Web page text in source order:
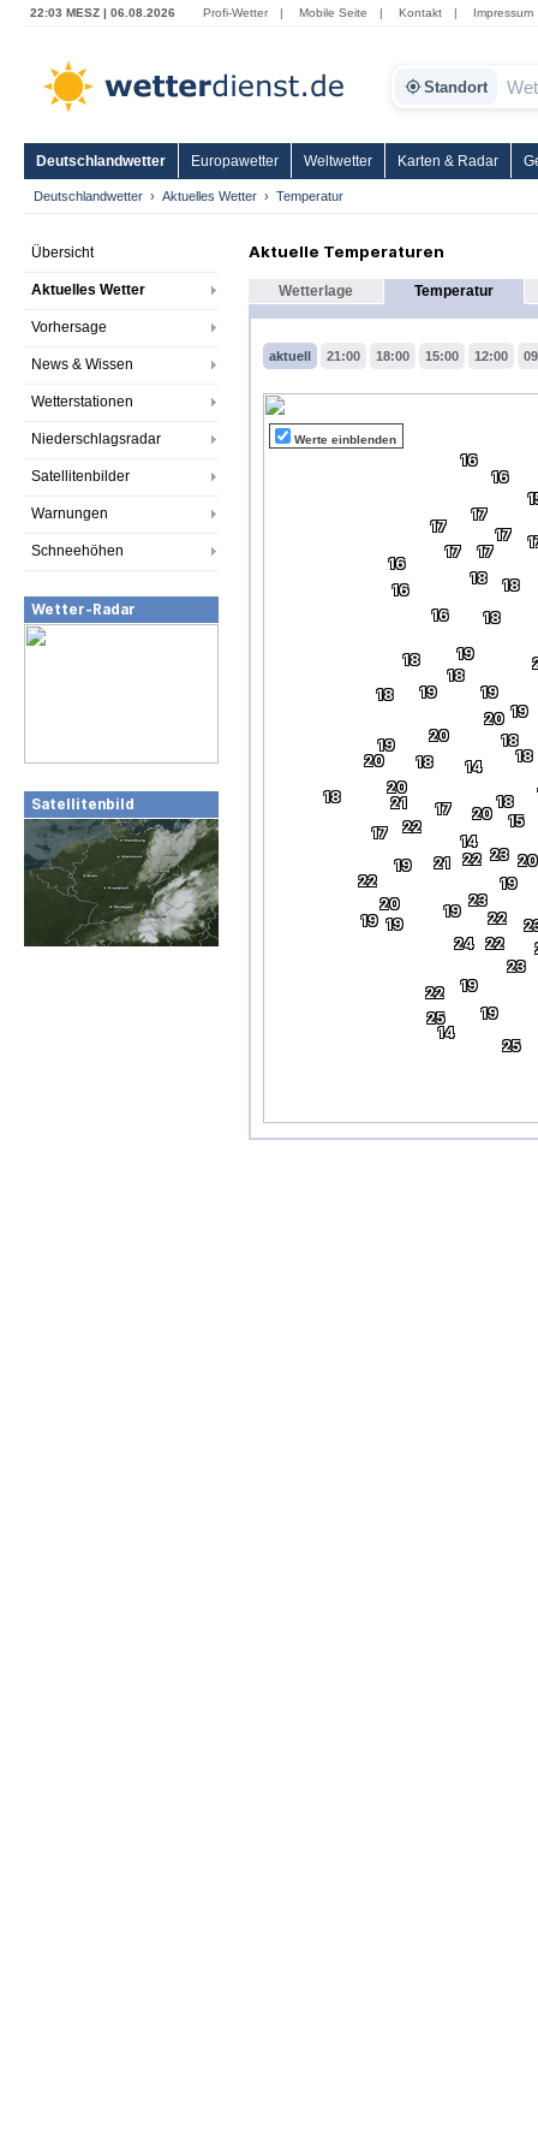
22:03 MESZ | 06.08.2026 Profi-Wetter | Mobile Seite | Kontakt | Impressum
Standort
Deutschlandwetter Europawetter Weltwetter Karten & Radar
Deutschlandwetter Aktuelles Wetter Temperatur
Übersicht
Aktuelles Wetter
Vorhersage
News & Wissen
Wetterstationen
Niederschlagsradar
Satellitenbilder
Warnungen
Schneehöhen
Wetter-Radar
Satellitenbild
Aktuelle Temperaturen
Wetterlage Temperatur
aktuell 21:00 18:00 15:00 12:00
Werte einblenden
18
18
22
18
19
21
18
18 18
17
19
20
17
16
19
14
22
25
19
16
21
20
19
17
15
14
14
19
20
25
22
16
17
18
20
16
18
19
23
17
19
22
19
18
20
16
17
23
24
19
19
17
18
23
20
22
22
18
19
20